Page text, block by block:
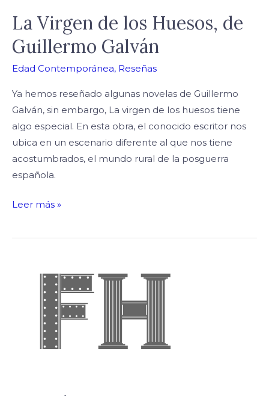
La Virgen de los Huesos, de
Guillermo Galván
Edad Contemporánea, Reseñas
Ya hemos reseñado algunas novelas de Guillermo
Galván, sin embargo, La virgen de los huesos tiene
algo especial. En esta obra, el conocido escritor nos
ubica en un escenario diferente al que nos tiene
acostumbrados, el mundo rural de la posguerra
española.
Leer más »